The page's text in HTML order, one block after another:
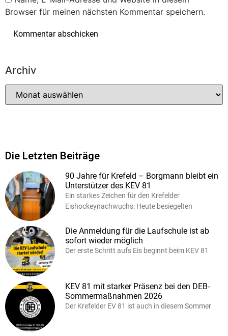
Browser für meinen nächsten Kommentar speichern.
Archiv
Die Letzten Beiträge
90 Jahre für Krefeld – Borgmann bleibt ein
Unterstützer des KEV 81
Ein starkes Zeichen für den Krefelder
Eishockeynachwuchs: Heute besiegelten
Die Anmeldung für die Laufschule ist ab
sofort wieder möglich
Der erste Schritt aufs Eis beginnt beim KEV 81
KEV 81 mit starker Präsenz bei den DEB-
Sommermaßnahmen 2026
Der Krefelder EV 81 ist auch in diesem Sommer